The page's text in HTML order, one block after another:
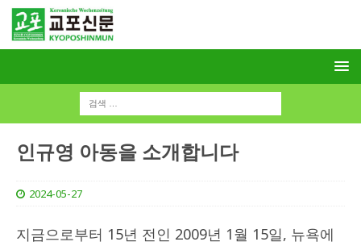
인규영 아동을 소개합니다
2024-05-27
지금으로부터 15년 전인 2009년 1월 15일, 뉴욕에